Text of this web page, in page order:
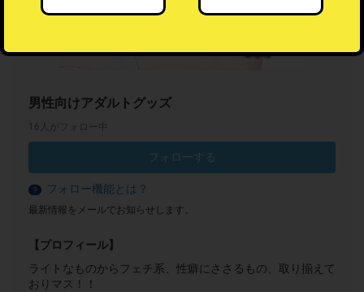
男性向けアダルトグッズ
16人がフォロー中
フォローする
？ フォロー機能とは？
最新情報をメールでお知らせします。
【プロフィール】
ライトなものからフェチ系、性癖にささるもの、取り揃えて
おりマス！！